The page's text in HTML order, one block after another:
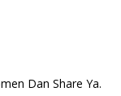
Dan Share Ya.